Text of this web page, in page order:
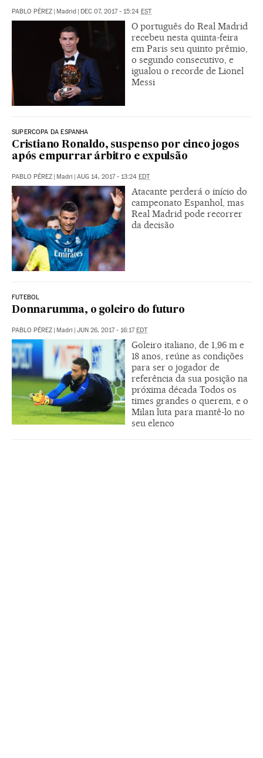
PABLO PÉREZ | Madrid | DEC 07, 2017 - 15:24 EST
O português do Real Madrid
recebeu nesta quinta-feira
em Paris seu quinto prêmio,
o segundo consecutivo, e
igualou o recorde de Lionel
Messi
SUPERCOPA DA ESPANHA
Cristiano Ronaldo, suspenso por cinco jogos
após empurrar árbitro e expulsão
PABLO PÉREZ | Madri | AUG 14, 2017 - 13:24 EDT
Atacante perderá o início do
campeonato Espanhol, mas
Real Madrid pode recorrer
da decisão
FUTEBOL
Donnarumma, o goleiro do futuro
PABLO PÉREZ | Madri | JUN 26, 2017 - 16:17EDT
Goleiro italiano, de 1,96 m e
18 anos, reúne as condições
para ser o jogador de
referência da sua posição na
próxima década Todos os
times grandes o querem, e o
Milan luta para mantê-lo no
seu elenco